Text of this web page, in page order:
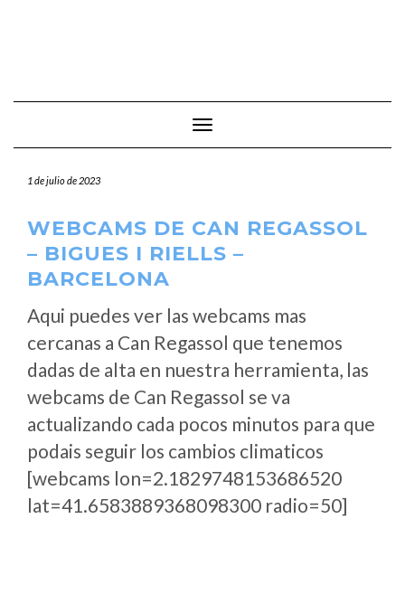
Cambiar modo de navegación
1 de julio de 2023
WEBCAMS DE CAN REGASSOL
– BIGUES I RIELLS –
BARCELONA
Aqui puedes ver las webcams mas
cercanas a Can Regassol que tenemos
dadas de alta en nuestra herramienta, las
webcams de Can Regassol se va
actualizando cada pocos minutos para que
podais seguir los cambios climaticos
[webcams lon=2.1829748153686520
lat=41.6583889368098300 radio=50]